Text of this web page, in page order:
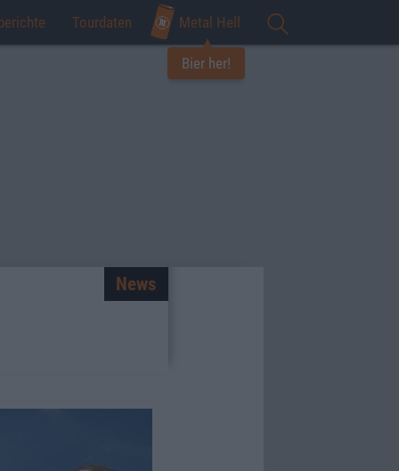
Tourdaten Metal Hell
Bier her!
News